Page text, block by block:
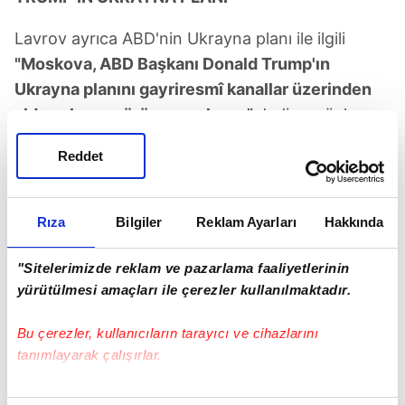
Rıza Bilgiler Reklam Ayarları Hakkında
"Sitelerimizde reklam ve pazarlama faaliyetlerinin
yürütülmesi amaçları ile çerezler kullanılmaktadır.
Bu çerezler, kullanıcıların tarayıcı ve cihazlarını
tanımlayarak çalışırlar.
Bu çerezlere izin vermeniz halinde sizlere özel
Reddet
Lavrov ayrıca ABD'nin Ukrayna planı ile ilgili
"Moskova, ABD Başkanı Donald Trump'ın
Ukrayna planını gayriresmî kanallar üzerinden
aldı ve bunu görüşmeye hazır." dedi ve şöyle
konuştu:
Plan elimizde; bize gayriresmî
kanallardan ulaştırıldı. Resmî
olarak gönderilmedi. Ancak
içeriğini tartışmaya hazırız